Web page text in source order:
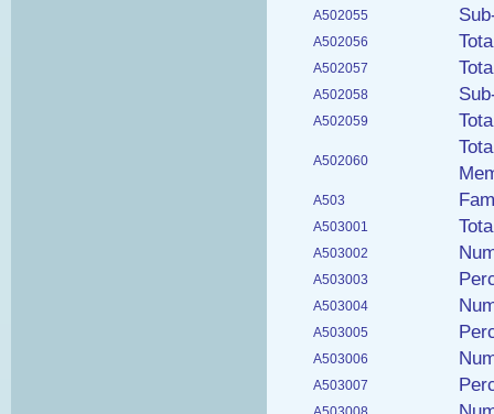
A502055
A502056
A502057
A502058
A502059
A502060
A503
A503001
A503002
A503003
A503004
A503005
A503006
A503007